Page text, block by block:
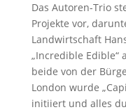
Das Autoren-Trio
Projekte vor,
Landwirtschaft
„Incredible Edible“
beide von der
London wurde
initiiert und alles